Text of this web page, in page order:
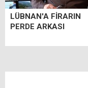
LÜBNAN'A FİRARIN
PERDE ARKASI